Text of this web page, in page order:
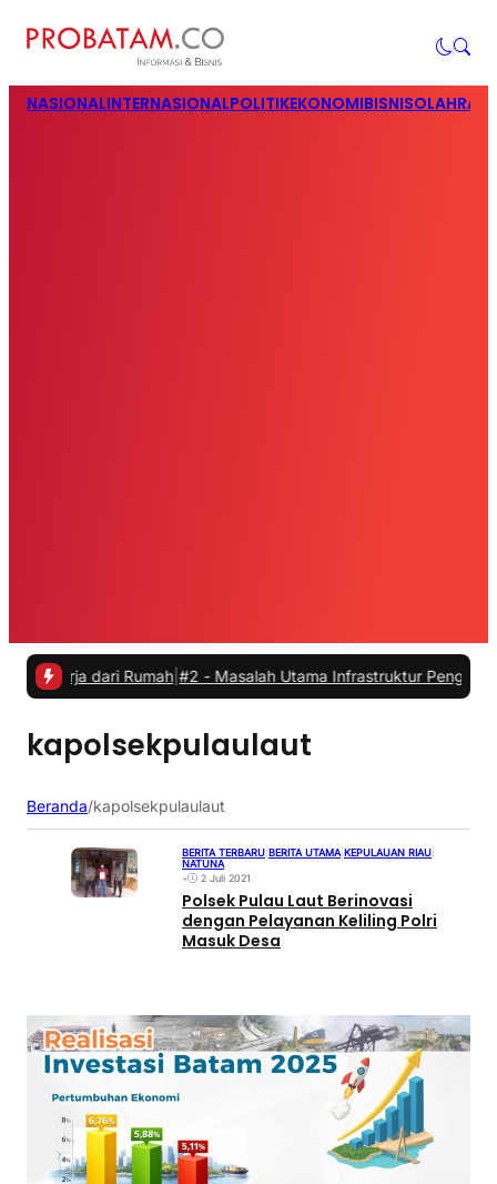
NASIONALINTERNASIONALPOLITIKEKONOMIBISNIS
dari Rumah|#2 -Masalah Utama Infrastruktur Pengisian Daya
kapolsekpulaulaut
Beranda/kapolsekpulaulaut
BERITA TERBARU BERITA UTAMA KEPULAUAN RIAU
NATUNA
•
2 Juli 2021
Polsek Pulau Laut Berinovasi
dengan Pelayanan Keliling Polri
Masuk Desa